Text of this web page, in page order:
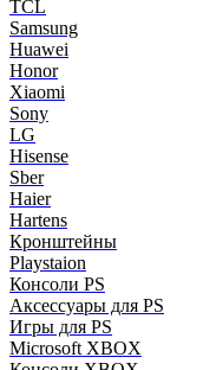
TCL
Samsung
Huawei
Honor
Xiaomi
Sony
LG
Hisense
Sber
Haier
Hartens
Кронштейны
Playstaion
Консоли PS
Аксессуары для PS
Игры для PS
Microsoft XBOX